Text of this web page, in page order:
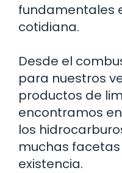
fundamentales
cotidiana.
Desde el
para nuestros
productos de
encontramos
los
muchas
existencia.